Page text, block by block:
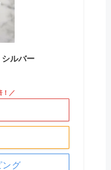
ルバー
！／
ング